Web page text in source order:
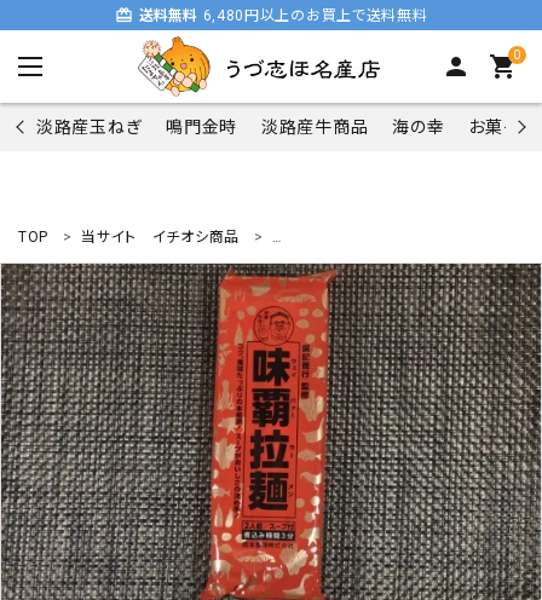
card_giftcard 送料無料 6,480円以上のお買上で送料無料
person 0
shopping_cart
淡路産玉ねぎ 鳴門金時 淡路産牛商品 海の幸 お菓子類
search
商品一覧
淡路産玉ねぎ
鳴門金時
淡路産牛商品
海の幸
TOP 当サイト イチオシ商品 廣記商行監修 味覇拉麺（ウェイパァー